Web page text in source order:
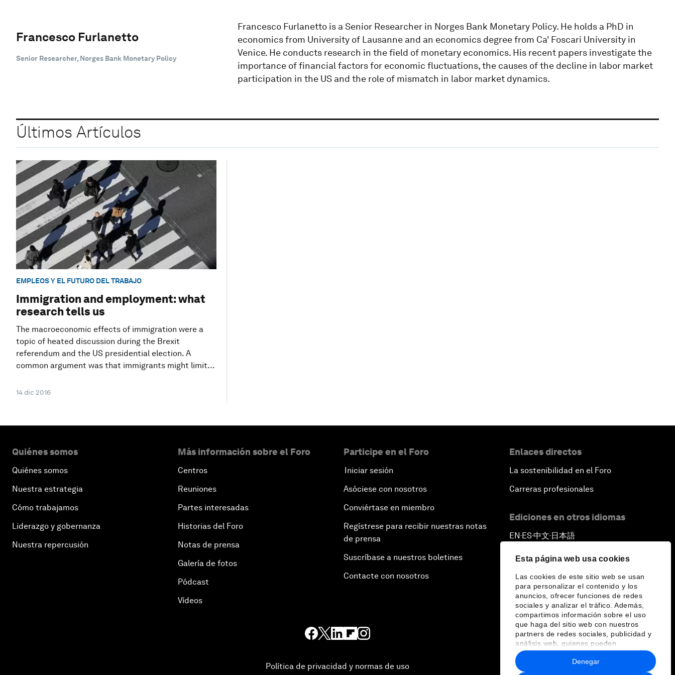
Esta página web usa cookies
Las cookies de este sitio web se usan
para personalizar el contenido y los
anuncios, ofrecer funciones de redes
sociales y analizar el tráfico. Además,
compartimos información sobre el uso
que haga del sitio web con nuestros
partners de redes sociales, publicidad y
análisis web, quienes pueden
combinarla con otra información que les
haya proporcionado o que hayan
recopilado a partir del uso que haya
Denegar
Francesco Furlanetto
Senior Researcher, Norges Bank Monetary Policy
Francesco Furlanetto is a Senior Researcher in Norges Bank Monetary Policy. He holds a PhD in
economics from University of Lausanne and an economics degree from Ca' Foscari University in
Venice. He conducts research in the field of monetary economics. His recent papers investigate the
importance of financial factors for economic fluctuations, the causes of the decline in labor market
participation in the US and the role of mismatch in labor market dynamics.
Últimos Artículos
EMPLEOS Y EL FUTURO DEL TRABAJO
Immigration and employment: what
research tells us
The macroeconomic effects of immigration were a
topic of heated discussion during the Brexit
referendum and the US presidential election. A
common argument was that immigrants might limit...
14 dic 2016
Quiénes somos
Quiénes somos
Nuestra estrategia
Cómo trabajamos
Liderazgo y gobernanza
Nuestra repercusión
Más información sobre el Foro
Centros
Reuniones
Partes interesadas
Historias del Foro
Notas de prensa
Galería de fotos
Pódcast
Vídeos
Participe en el Foro
Iniciar sesión
Asóciese con nosotros
Conviértase en miembro
Regístrese para recibir nuestras notas
de prensa
Suscríbase a nuestros boletines
Contacte con nosotros
Enlaces directos
La sostenibilidad en el Foro
Carreras profesionales
Ediciones en otros idiomas
EN ▪ ES▪中文▪ 日本語
Política de privacidad y normas de uso